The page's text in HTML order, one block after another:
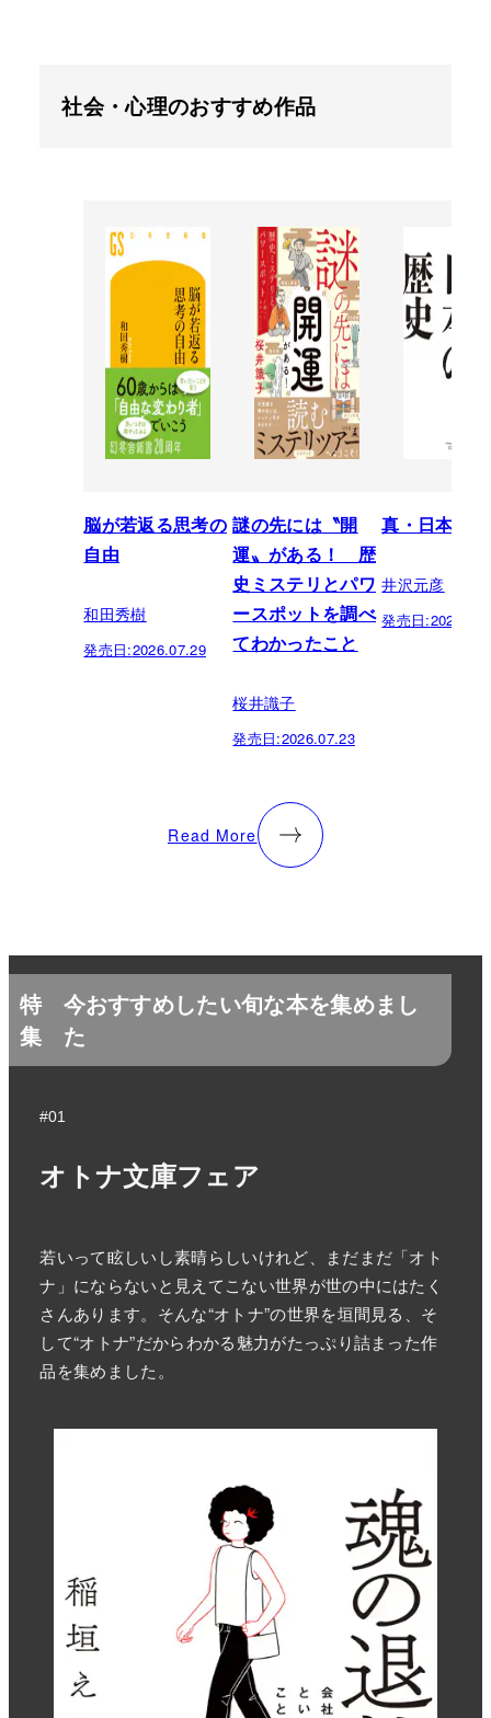
社会・心理のおすすめ作品
脳が若返る思考の
自由
和田秀樹
発売日:2026.07.29
謎の先には〝開
運〟がある！ 歴
史ミステリとパワ
ースポットを調べ
てわかったこと
桜井識子
発売日:2026.07.23
真・日本の
井沢元彦
発売日:
Read More
特
集
今おすすめしたい旬な本を集めまし
た
#01
オトナ文庫フェア
若いって眩しいし素晴らしいけれど、まだまだ「オト
ナ」にならないと見えてこない世界が世の中にはたく
さんあります。そんな“オトナ”の世界を垣間見る、そ
して“オトナ”だからわかる魅力がたっぷり詰まった作
品を集めました。